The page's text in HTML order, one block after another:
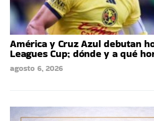
América y Cruz Azul debutan
Leagues Cup; dónde y a qué
agosto 6, 2026